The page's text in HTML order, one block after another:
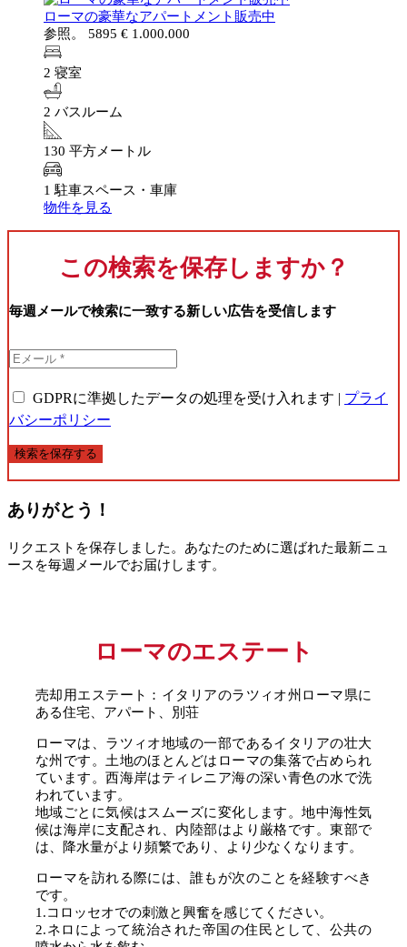
ローマの豪華なアパートメント販売中
参照。 5895 € 1.000.000
2 寝室
2 バスルーム
130 平方メートル
1 駐車スペース・車庫
物件を見る
この検索を保存しますか？
毎週メールで検索に一致する新しい広告を受信します
GDPRに準拠したデータの処理を受け入れます | プライ
バシーポリシー
検索を保存する
ありがとう！
リクエストを保存しました。あなたのために選ばれた最新ニュ
ースを毎週メールでお届けします。
ローマのエステート
売却用エステート：イタリアのラツィオ州ローマ県に
ある住宅、アパート、別荘
ローマは、ラツィオ地域の一部であるイタリアの壮大
な州です。土地のほとんどはローマの集落で占められ
ています。西海岸はティレニア海の深い青色の水で洗
われています。
地域ごとに気候はスムーズに変化します。地中海性気
候は海岸に支配され、内陸部はより厳格です。東部で
は、降水量がより頻繁であり、より少なくなります。
ローマを訪れる際には、誰もが次のことを経験すべき
です。
1.コロッセオでの刺激と興奮を感じてください。
2.ネロによって統治された帝国の住民として、公共の